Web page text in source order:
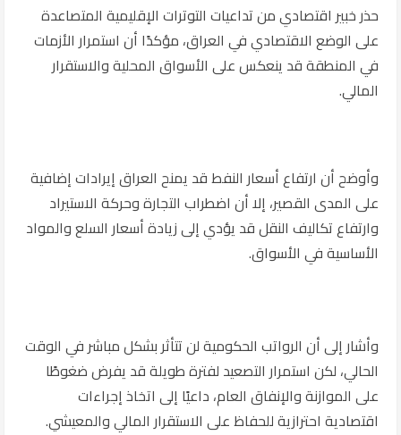
حذر خبير اقتصادي من تداعيات التوترات الإقليمية المتصاعدة
على الوضع الاقتصادي في العراق، مؤكدًا أن استمرار الأزمات
في المنطقة قد ينعكس على الأسواق المحلية والاستقرار
المالي.
وأوضح أن ارتفاع أسعار النفط قد يمنح العراق إيرادات إضافية
على المدى القصير، إلا أن اضطراب التجارة وحركة الاستيراد
وارتفاع تكاليف النقل قد يؤدي إلى زيادة أسعار السلع والمواد
الأساسية في الأسواق.
وأشار إلى أن الرواتب الحكومية لن تتأثر بشكل مباشر في الوقت
الحالي، لكن استمرار التصعيد لفترة طويلة قد يفرض ضغوطًا
على الموازنة والإنفاق العام، داعيًا إلى اتخاذ إجراءات
اقتصادية احترازية للحفاظ على الاستقرار المالي والمعيشي.